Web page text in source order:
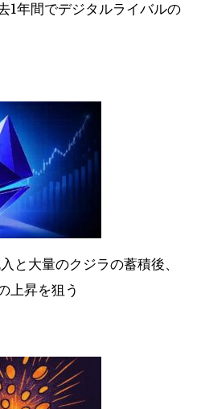
1年間でデジタルライバルの
大量のクジラの蓄積後、
上昇を狙う